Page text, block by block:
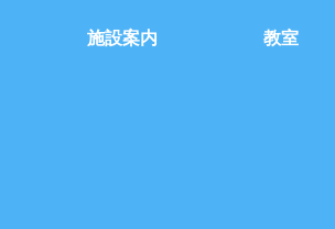
施設案内 教室